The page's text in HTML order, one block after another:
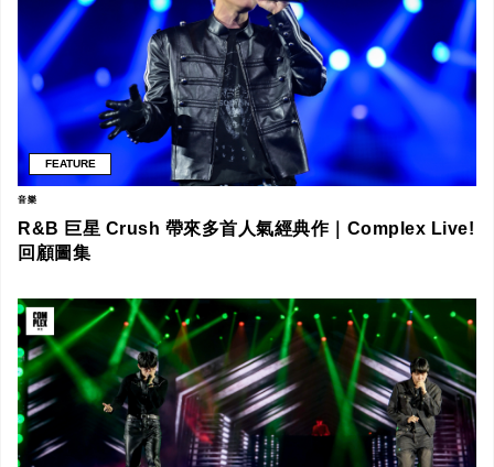
FEATURE
音樂
R&B 巨星 Crush 帶來多首人氣經典作｜Complex Live!
回顧圖集